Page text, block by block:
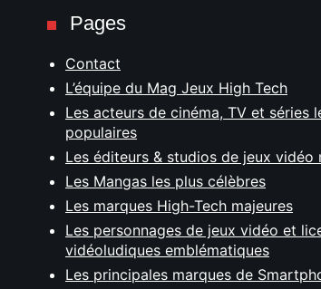
Pages
Contact
L’équipe du Mag Jeux High Tech
Les acteurs de cinéma, TV et séries
populaires
Les éditeurs & studios de jeux vidéo
Les Mangas les plus célèbres
Les marques High-Tech majeures
Les personnages de jeux vidéo et
vidéoludiques emblématiques
Les principales marques de